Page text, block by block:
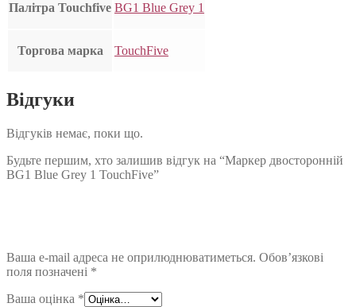
Палітра Touchfive BG1 Blue Grey 1
Торгова марка TouchFive
Відгуки
Відгуків немає, поки що.
Будьте першим, хто залишив відгук на “Маркер двосторонній
BG1 Blue Grey 1 TouchFive”
Ваша e-mail адреса не оприлюднюватиметься. Обов’язкові
поля позначені *
Ваша оцінка *